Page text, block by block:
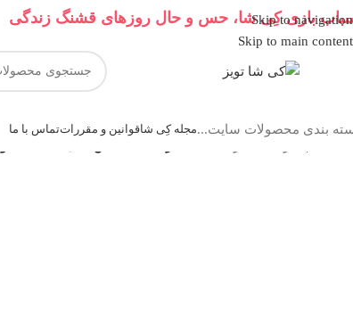
Skip to navigation
Skip to main content
بازی کِی شا، حس و حال روزهای قشنگ زندگی
بندی محصولات سایت...مجله کِی شاقوانین و مقرراتتماس با ما